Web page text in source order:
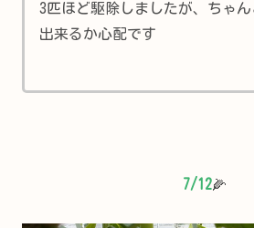
3匹ほど駆除しましたが、ちゃ
出来るか心配です
7/12🌽